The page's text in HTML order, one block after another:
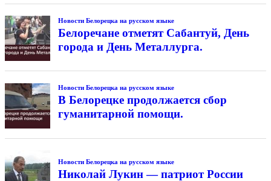
Новости Белорецка на русском языке
Белоречане отметят Сабантуй, День
города и День Металлурга.
Новости Белорецка на русском языке
В Белорецке продолжается сбор
гуманитарной помощи.
Новости Белорецка на русском языке
Николай Лукин — патриот России